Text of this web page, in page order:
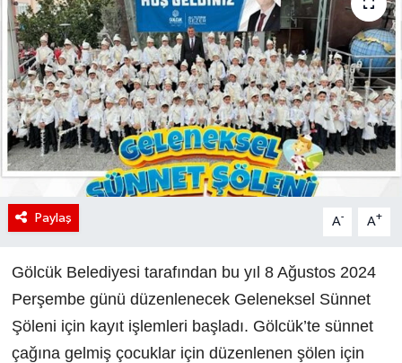
Paylaş A- A+
Gölcük Belediyesi tarafından bu yıl 8 Ağustos 2024
Perşembe günü düzenlenecek Geleneksel Sünnet
Şöleni için kayıt işlemleri başladı. Gölcük’te sünnet
çağına gelmiş çocuklar için düzenlenen şölen için